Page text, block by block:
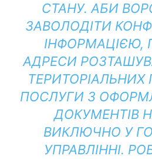
СТАНУ. АБИ
ЗАВОЛОДІТИ
ІНФОРМАЦІЄЮ,
АДРЕСИ
ТЕРИТОРІАЛЬНИХ
ПОСЛУГИ З
ДОКУМЕНТІВ
ВИКЛЮЧНО У
УПРАВЛІННІ.